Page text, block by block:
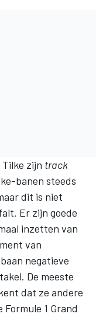
zijn track
banen steeds
dit is niet
Er zijn goede
inzetten van
van
negatieve
De meeste
dat ze andere
1 Grand